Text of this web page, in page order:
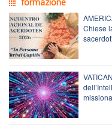
Chiese